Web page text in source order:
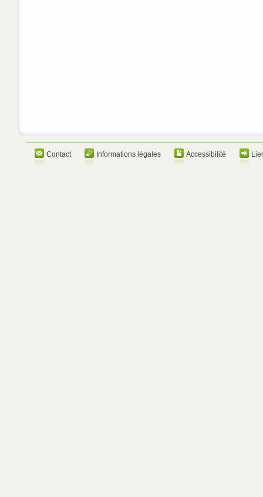
Contact Informations légales Accessibilité